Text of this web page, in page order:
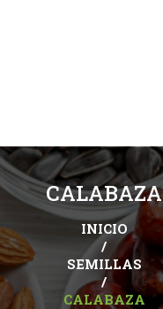
CALABAZA
INICIO
/
SEMILLAS
/
CALABAZA